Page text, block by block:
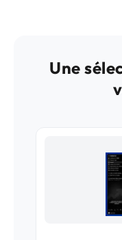
Une